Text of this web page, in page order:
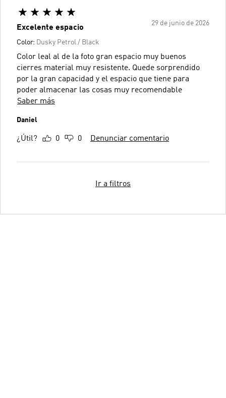
29 de junio de 2026
Excelente espacio
Color: Dusky Petrol / Black
Color leal al de la foto gran espacio muy buenos
cierres material muy resistente. Quede sorprendido
por la gran capacidad y el espacio que tiene para
poder almacenar las cosas muy recomendable
Saber más
Daniel
¿Útil? 0 0 Denunciar comentario
Ir a filtros